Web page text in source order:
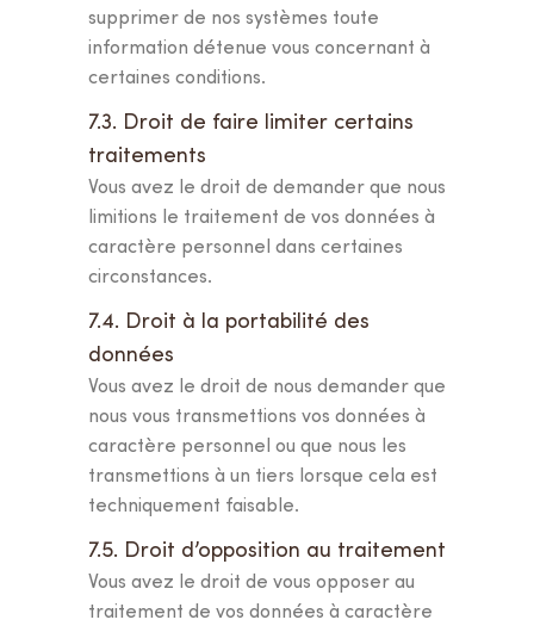
supprimer de nos systèmes toute
information détenue vous concernant à
certaines conditions.
7.3. Droit de faire limiter certains
traitements
Vous avez le droit de demander que nous
limitions le traitement de vos données à
caractère personnel dans certaines
circonstances.
7.4. Droit à la portabilité des
données
Vous avez le droit de nous demander que
nous vous transmettions vos données à
caractère personnel ou que nous les
transmettions à un tiers lorsque cela est
techniquement faisable.
7.5. Droit d’opposition au traitement
Vous avez le droit de vous opposer au
traitement de vos données à caractère